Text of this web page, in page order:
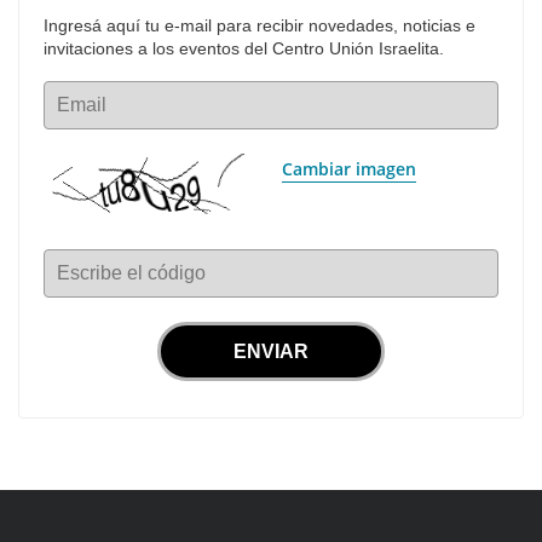
Ingresá aquí tu e-mail para recibir novedades, noticias e
invitaciones a los eventos del Centro Unión Israelita.
Email
Cambiar imagen
Escribe el código